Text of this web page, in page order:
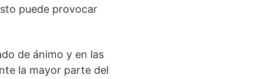
puede provocar
de ánimo y en las
la mayor parte del